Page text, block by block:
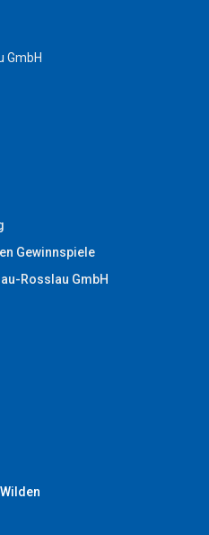
GmbH
Gewinnspiele
Rosslau GmbH